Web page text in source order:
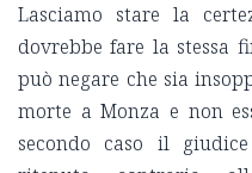
Lasciamo stare la
dovrebbe fare la stessa
può negare che sia
morte a Monza e non
secondo caso il